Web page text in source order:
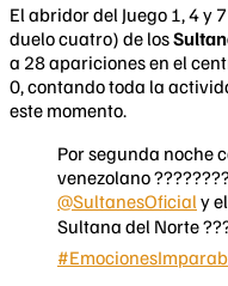
El abridor del Juego 1, 4 y
duelo cuatro) de los
a 28 apariciones en el
0, contando toda la
este momento.
Por segunda noche
venezolano
@SultanesOficial y
Sultana del Norte